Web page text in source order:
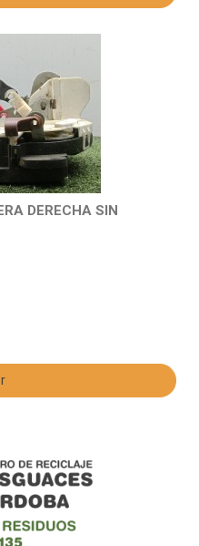
DERECHA SIN